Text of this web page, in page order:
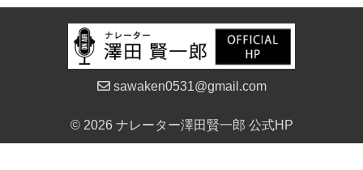
sawaken0531@gmail.com
© 2026 ナレーター澤田賢一郎 公式HP